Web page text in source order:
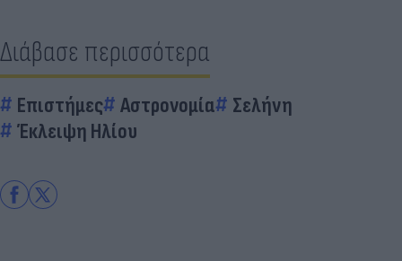
Διάβασε περισσότερα
Επιστήμες Αστρονομία
Σελήνη
Έκλειψη Ηλίου